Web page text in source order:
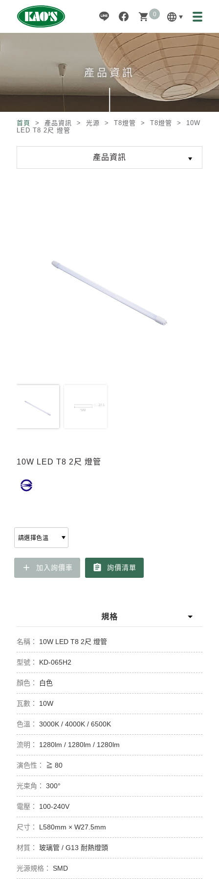
language
shopping_cart 0
產品資訊
首頁 > 產品資訊 > 光源 > T8燈管 > T8燈管 > 10W
LED T8 2尺 燈管
產品資訊
10W LED T8 2尺 燈管
add 加入詢價車 assignment 詢價清單
規格
10W LED T8 2尺 燈管
KD-065H2
白色
10W
3000K / 4000K / 6500K
1280lm / 1280lm / 1280lm
≧ 80
300°
100-240V
L580mm × W27.5mm
玻璃管 / G13 耐熱燈頭
SMD